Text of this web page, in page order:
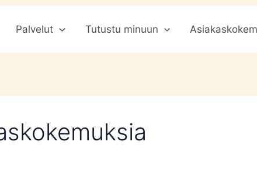
Palvelut Tutustu minuun